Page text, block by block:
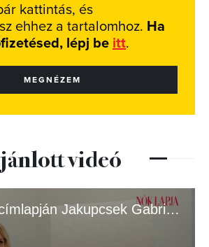
kattintás, és
ehhez a tartalomhoz. Ha
lépj be itt.
MEGNÉZEM
videó
A Nők lapja címlapján Jakupcsek Gabriella és lánya, Emma Róza